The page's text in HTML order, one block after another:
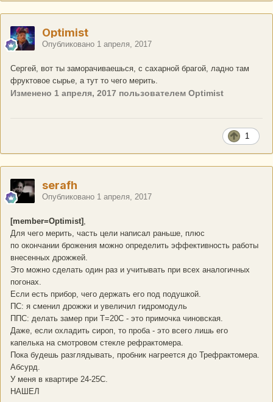
Optimist
Опубликовано 1 апреля, 2017
Сергей, вот ты заморачиваешься, с сахарной брагой, ладно там
фруктовое сырье, а тут то чего мерить.
Изменено 1 апреля, 2017 пользователем Optimist
1
serafh
Опубликовано 1 апреля, 2017
[member=Optimist] ,
Для чего мерить, часть цели написал раньше, плюс
по окончании брожения можно определить эффективность работы
внесенных дрожжей.
Это можно сделать один раз и учитывать при всех аналогичных
погонах.
Если есть прибор, чего держать его под подушкой.
ПС: я сменил дрожжи и увеличил гидромодуль
ППС: делать замер при Т=20С - это примочка чиновская.
Даже, если охладить сироп, то проба - это всего лишь его
капелька на смотровом стекле рефрактомера.
Пока будешь разглядывать, пробник нагреется до Трефрактомера.
Абсурд.
У меня в квартире 24-25С.
НАШЕЛ